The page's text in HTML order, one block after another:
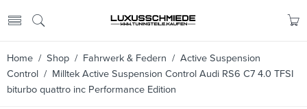
Home / Shop / Fahrwerk & Federn / Active Suspension
Control / Milltek Active Suspension Control Audi RS6 C7 4.0 TFSI
biturbo quattro inc Performance Edition